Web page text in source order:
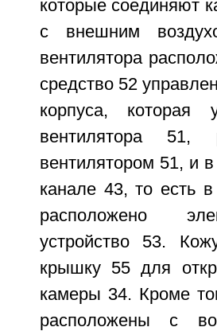
которые соединяют
с внешним
вентилятора
средство 52
корпуса, которая
вентилятора 51,
вентилятором 51, и
канале 43, то есть
расположено
устройство 53.
крышку 55 для
камеры 34. Кроме
расположены с